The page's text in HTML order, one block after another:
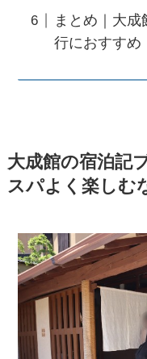
まとめ｜大
行におすすめ
大成館の宿泊記
スパよく楽しむ